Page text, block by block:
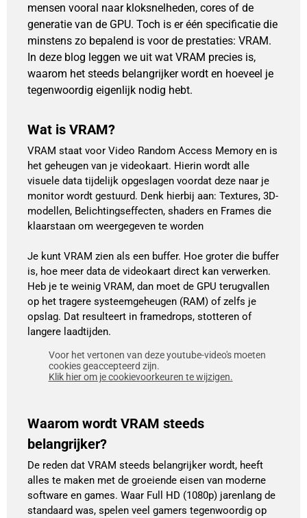
mensen vooral naar kloksnelheden, cores of de
generatie van de GPU. Toch is er één specificatie die
minstens zo bepalend is voor de prestaties: VRAM.
In deze blog leggen we uit wat VRAM precies is,
waarom het steeds belangrijker wordt en hoeveel je
tegenwoordig eigenlijk nodig hebt.
Wat is VRAM?
VRAM staat voor Video Random Access Memory en is
het geheugen van je videokaart. Hierin wordt alle
visuele data tijdelijk opgeslagen voordat deze naar je
monitor wordt gestuurd. Denk hierbij aan: Textures, 3D-
modellen, Belichtingseffecten, shaders en Frames die
klaarstaan om weergegeven te worden
Je kunt VRAM zien als een buffer. Hoe groter die buffer
is, hoe meer data de videokaart direct kan verwerken.
Heb je te weinig VRAM, dan moet de GPU terugvallen
op het tragere systeemgeheugen (RAM) of zelfs je
opslag. Dat resulteert in framedrops, stotteren of
langere laadtijden.
Voor het vertonen van deze youtube-video's moeten
cookies geaccepteerd zijn.
Klik hier om je cookievoorkeuren te wijzigen.
De reden dat VRAM steeds belangrijker wordt, heeft
alles te maken met de groeiende eisen van moderne
software en games. Waar Full HD (1080p) jarenlang de
standaard was, spelen veel gamers tegenwoordig op
Waarom wordt VRAM steeds
belangrijker?